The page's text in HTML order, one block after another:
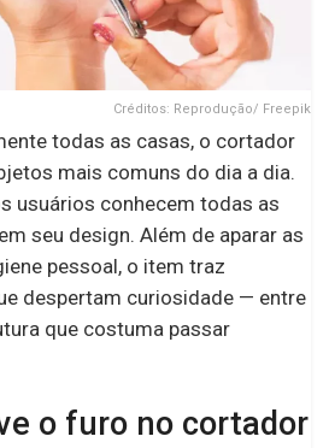
Créditos: Reprodução/ Freepik
todas as casas, o cortador
mais comuns do dia a dia.
usuários conhecem todas as
seu design. Além de aparar as
pessoal, o item traz
despertam curiosidade — entre
que costuma passar
o furo no cortador